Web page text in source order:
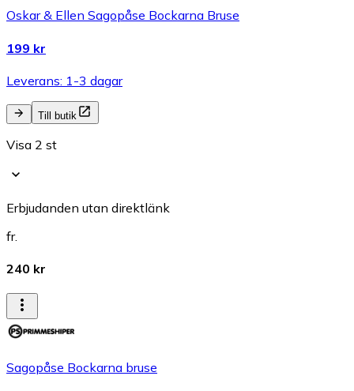
Oskar & Ellen Sagopåse Bockarna Bruse
199 kr
Leverans: 1-3 dagar
Till butik
Visa 2 st
Erbjudanden utan direktlänk
fr.
240 kr
Sagopåse Bockarna bruse